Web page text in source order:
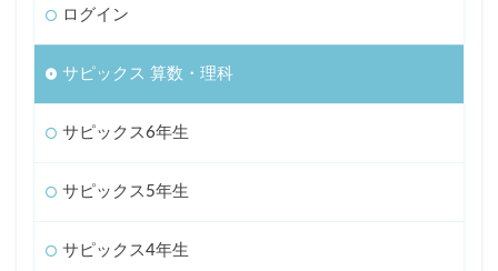
ログイン
サピックス 算数・理科
サピックス6年生
サピックス5年生
サピックス4年生